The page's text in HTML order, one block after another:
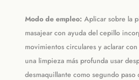
Modo de empleo: Aplicar sobre la
masajear con ayuda del cepillo
movimientos circulares y aclarar
una limpieza más profunda usar
desmaquillante como segundo paso